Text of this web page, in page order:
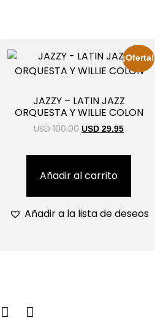
¡Oferta!
JAZZY – LATIN JAZZ
ORQUESTA Y WILLIE COLON
USD 100.00 USD 29.95
Añadir al carrito
Añadir a la lista de deseos